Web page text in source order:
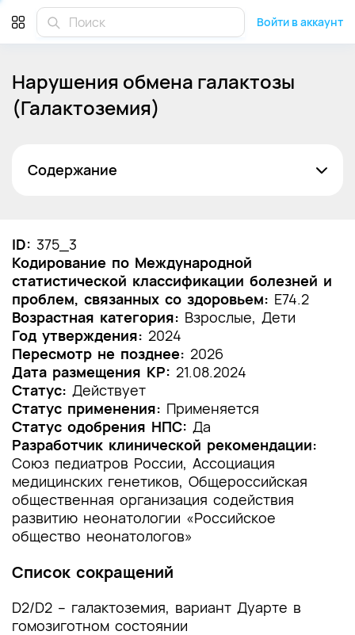
Войти в аккаунт
Нарушения обмена галактозы
(Галактоземия)
Содержание
1. Краткая информация по заболеванию или
состоянию (группы заболеваний или
состояний)
1.1 Определение заболевания или состояния
(группы заболеваний или состояний)
1.2 Этиология и патогенез заболевания или
состояния (группы заболеваний или
состояний)
1.3 Эпидемиология заболевания или состояния
(группы заболеваний или состояний)
1.4 Особенности кодирования заболевания или
состояния (группы заболеваний или
состояний) по Международной
проблем, связанных со здоровьем
1.5 Классификация заболевания или состояния
(группы заболеваний или состояний)
ID: 375_3
Кодирование по Международной
статистической классификации болезней и
проблем, связанных со здоровьем: E74.2
Возрастная категория: Взрослые, Дети
Год утверждения: 2024
Пересмотр не позднее: 2026
Дата размещения КР: 21.08.2024
Статус: Действует
Статус применения: Применяется
Статус одобрения НПС: Да
Разработчик клинической рекомендации:
Союз педиатров России, Ассоциация
медицинских генетиков, Общероссийская
общественная организация содействия
развитию неонатологии «Российское
общество неонатологов»
Список сокращений
D2/D2 – галактоземия, вариант Дуарте в
гомозиготном состоянии